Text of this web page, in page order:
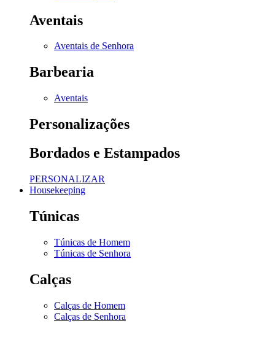
Aventais
Aventais de Senhora
Barbearia
Aventais
Personalizações
Bordados e Estampados
PERSONALIZAR
Housekeeping
Túnicas
Túnicas de Homem
Túnicas de Senhora
Calças
Calças de Homem
Calças de Senhora